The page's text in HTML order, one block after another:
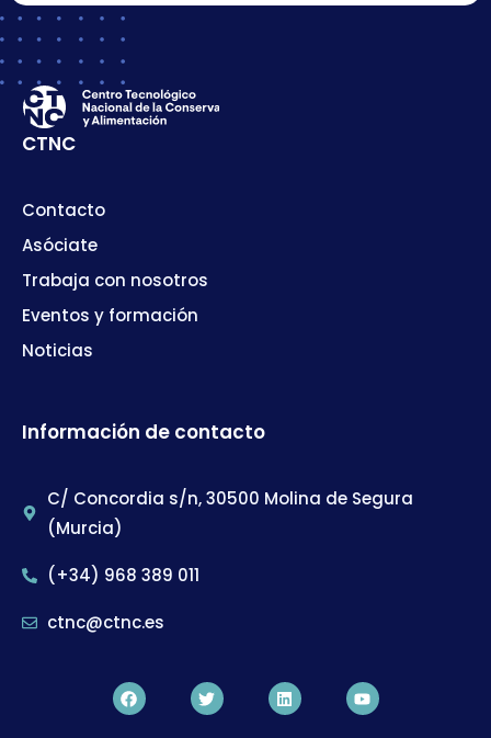
CTNC
Contacto
Asóciate
Trabaja con nosotros
Eventos y formación
Noticias
Información de contacto
C/ Concordia s/n, 30500 Molina de Segura
(Murcia)
(+34) 968 389 011
ctnc@ctnc.es